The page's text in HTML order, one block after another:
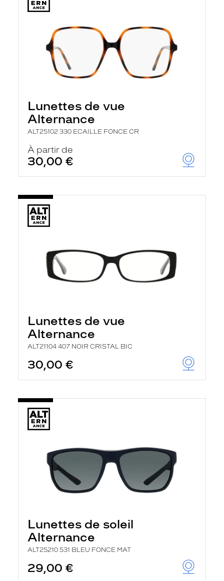
Lunettes de vue
Alternance
ALT25102 330 ECAILLE FONCE CR
À partir de
30,00 €
Lunettes de vue
Alternance
ALT21104 407 NOIR CRISTAL BIC
30,00 €
Lunettes de soleil
Alternance
ALT25210 531 BLEU FONCE MAT
29,00 €